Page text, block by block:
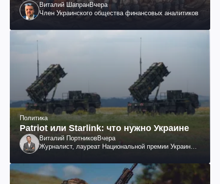
Виталий ШапранВчера
Член Украинского общества финансовых аналитиков
Политика
Patriot или Starlink: что нужно Украине
Виталий ПортниковВчера
Журналист, лауреат Национальной премии Украины